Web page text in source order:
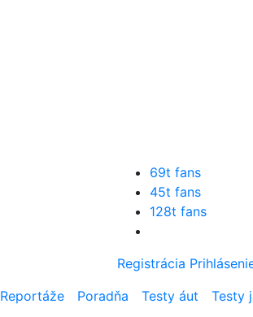
69t fans
45t fans
128t fans
Registrácia
Reportáže Poradňa Testy áut Testy